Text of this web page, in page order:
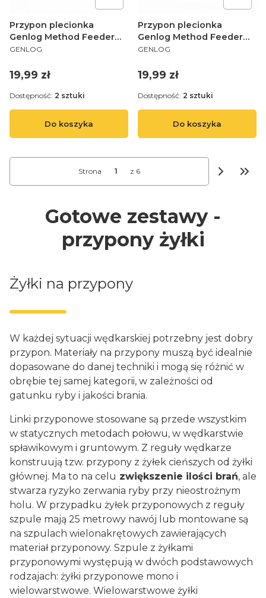
Przypon plecionka
Genlog Method Feeder
RIG 1105 6 P16 10 I
PRODUCENT
GENLOG
Cena
19,99 zł
Do koszyka
Dostępność: 2 sztuki
Przypon plecionka
Genlog Method Feeder
RIG 1105 12 P12 10 G
PRODUCENT
GENLOG
Cena
19,99 zł
Do koszyka
Dostępność: 2 sztuki
Strona z 6
Gotowe zestawy -
przypony żyłki
Żyłki na przypony
W każdej sytuacji wędkarskiej potrzebny jest dobry
przypon. Materiały na przypony muszą być idealnie
dopasowane do danej techniki i mogą się różnić w
obrębie tej samej kategorii, w zależności od
gatunku ryby i jakości brania.
Linki przyponowe stosowane są przede wszystkim
w statycznych metodach połowu, w wędkarstwie
spławikowym i gruntowym. Z reguły wędkarze
konstruują tzw. przypony z żyłek cieńszych od żyłki
głównej. Ma to na celu zwiększenie ilości brań, ale
stwarza ryzyko zerwania ryby przy nieostrożnym
holu. W przypadku żyłek przyponowych z reguły
szpule mają 25 metrowy nawój lub montowane są
na szpulach wielonakrętowych zawierających
materiał przyponowy. Szpule z żyłkami
przyponowymi występują w dwóch podstawowych
rodzajach: żyłki przyponowe mono i
wielowarstwowe. Wielowarstwowe żyłki